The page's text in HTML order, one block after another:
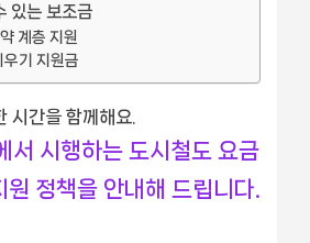
있는 보조금
계층 지원
우기 지원금
시간을 함께해요.
서 시행하는 도시철도 요금
원 정책을 안내해 드립니다.